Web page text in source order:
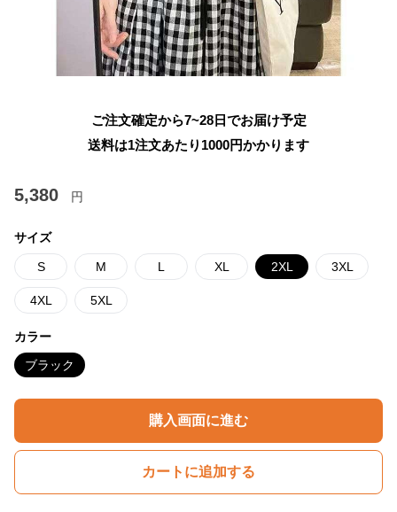
ご注文確定から7~28日でお届け予定
送料は1注文あたり 1000円かかります
5,380 円
サイズ
S M L XL 2XL 3XL
4XL 5XL
カラー
ブラック
購入画面に進む
カートに追加する